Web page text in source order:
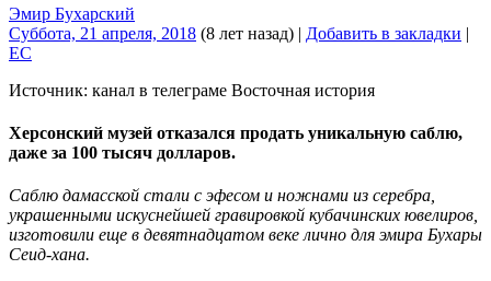
Эмир Бухарский
Суббота, 21 апреля, 2018 (8 лет назад) | Добавить в закладки |
EC
Источник: канал в телеграме Восточная история
Херсонский музей отказался продать уникальную саблю,
даже за 100 тысяч долларов.
Саблю дамасской стали с эфесом и ножнами из серебра,
украшенными искуснейшей гравировкой кубачинских ювелиров,
изготовили еще в девятнадцатом веке лично для эмира Бухары
Сеид-хана.